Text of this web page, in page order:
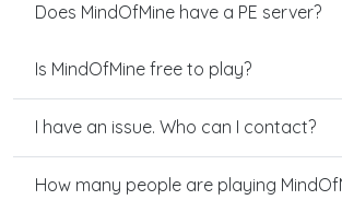
Does MindOfMine have a PE server?
Is MindOfMine free to play?
I have an issue. Who can I contact?
How many people are playing